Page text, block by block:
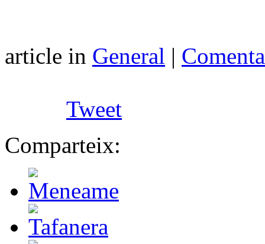
article in General |
Tweet
Comparteix: